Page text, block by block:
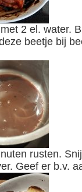
beetje bij
Geef er b.v.